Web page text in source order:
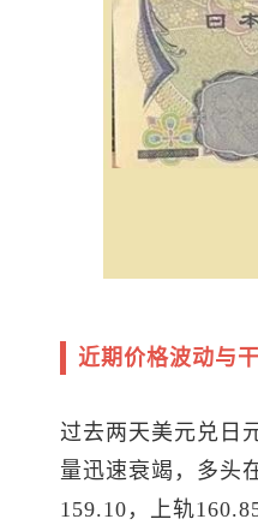
近期价格波动与
过去两天美元兑日
量迅速衰竭，多头
159.10，上轨